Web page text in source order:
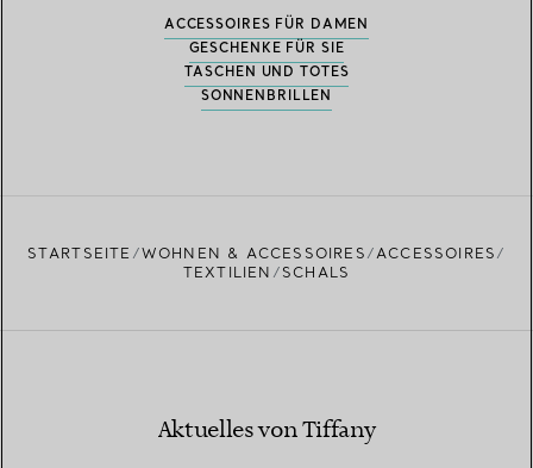
ACCESSOIRES FÜR DAMEN
GESCHENKE FÜR SIE
TASCHEN UND TOTES
SONNENBRILLEN
STARTSEITE WOHNEN & ACCESSOIRES
ACCESSOIRES
TEXTILIEN
SCHALS
Aktuelles von Tiffany